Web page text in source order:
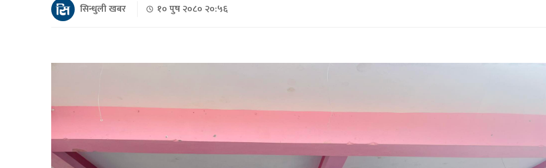
सिन्धुली खबर १० पुष २०८० २०:५६